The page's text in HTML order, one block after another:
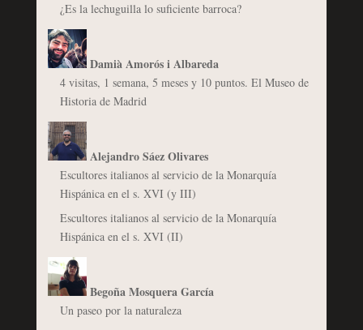
¿Es la lechuguilla lo suficiente barroca?
Damià Amorós i Albareda
4 visitas, 1 semana, 5 meses y 10 puntos. El Museo de
Historia de Madrid
Alejandro Sáez Olivares
Escultores italianos al servicio de la Monarquía
Hispánica en el s. XVI (y III)
Escultores italianos al servicio de la Monarquía
Hispánica en el s. XVI (II)
Begoña Mosquera García
Un paseo por la naturaleza